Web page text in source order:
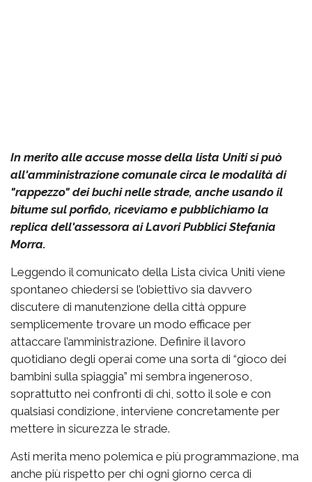
In merito alle accuse mosse della lista Uniti si può
all'amministrazione comunale circa le modalità di
"rappezzo" dei buchi nelle strade, anche usando il
bitume sul porfido, riceviamo e pubblichiamo la
replica dell'assessora ai Lavori Pubblici Stefania
Morra.
Leggendo il comunicato della Lista civica Uniti viene
spontaneo chiedersi se l’obiettivo sia davvero
discutere di manutenzione della città oppure
semplicemente trovare un modo efficace per
attaccare l’amministrazione. Definire il lavoro
quotidiano degli operai come una sorta di “gioco dei
bambini sulla spiaggia” mi sembra ingeneroso,
soprattutto nei confronti di chi, sotto il sole e con
qualsiasi condizione, interviene concretamente per
mettere in sicurezza le strade.
Asti merita meno polemica e più programmazione, ma
anche più rispetto per chi ogni giorno cerca di